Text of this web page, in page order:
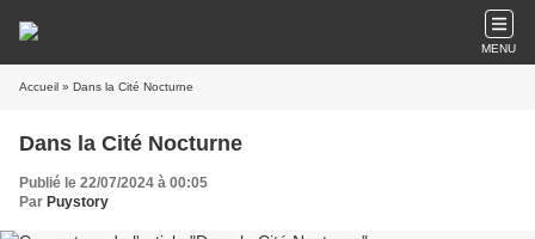
MENU
Accueil » Dans la Cité Nocturne
Dans la Cité Nocturne
Publié le 22/07/2024 à 00:05
Par Puystory